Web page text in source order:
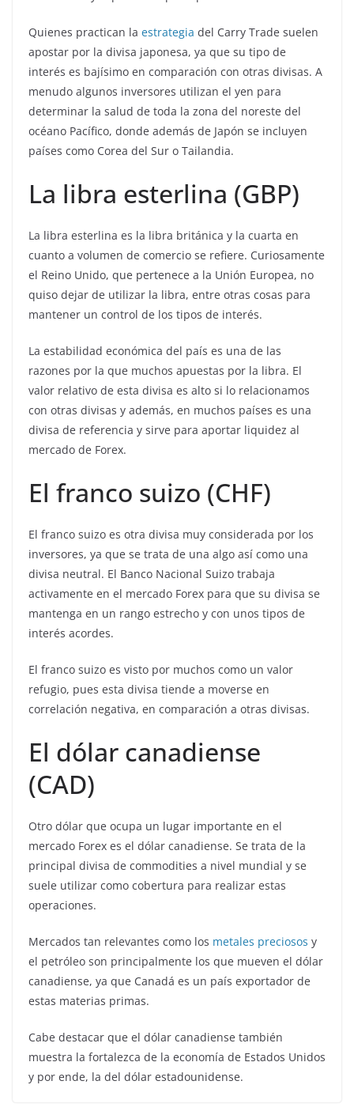
Quienes practican la estrategia del Carry Trade suelen
apostar por la divisa japonesa, ya que su tipo de
interés es bajísimo en comparación con otras divisas. A
menudo algunos inversores utilizan el yen para
determinar la salud de toda la zona del noreste del
océano Pacífico, donde además de Japón se incluyen
países como Corea del Sur o Tailandia.
La libra esterlina (GBP)
La libra esterlina es la libra británica y la cuarta en
cuanto a volumen de comercio se refiere. Curiosamente
el Reino Unido, que pertenece a la Unión Europea, no
quiso dejar de utilizar la libra, entre otras cosas para
mantener un control de los tipos de interés.
La estabilidad económica del país es una de las
razones por la que muchos apuestas por la libra. El
valor relativo de esta divisa es alto si lo relacionamos
con otras divisas y además, en muchos países es una
divisa de referencia y sirve para aportar liquidez al
mercado de Forex.
El franco suizo (CHF)
El franco suizo es otra divisa muy considerada por los
inversores, ya que se trata de una algo así como una
divisa neutral. El Banco Nacional Suizo trabaja
activamente en el mercado Forex para que su divisa se
mantenga en un rango estrecho y con unos tipos de
interés acordes.
El franco suizo es visto por muchos como un valor
refugio, pues esta divisa tiende a moverse en
correlación negativa, en comparación a otras divisas.
El dólar canadiense
(CAD)
Otro dólar que ocupa un lugar importante en el
mercado Forex es el dólar canadiense. Se trata de la
principal divisa de commodities a nivel mundial y se
suele utilizar como cobertura para realizar estas
operaciones.
Mercados tan relevantes como los metales preciosos y
el petróleo son principalmente los que mueven el dólar
canadiense, ya que Canadá es un país exportador de
estas materias primas.
Cabe destacar que el dólar canadiense también
muestra la fortalezca de la economía de Estados Unidos
y por ende, la del dólar estadounidense.